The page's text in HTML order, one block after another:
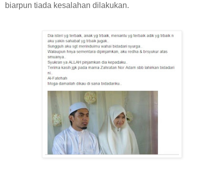
biarpun tiada kesalahan dilakukan.